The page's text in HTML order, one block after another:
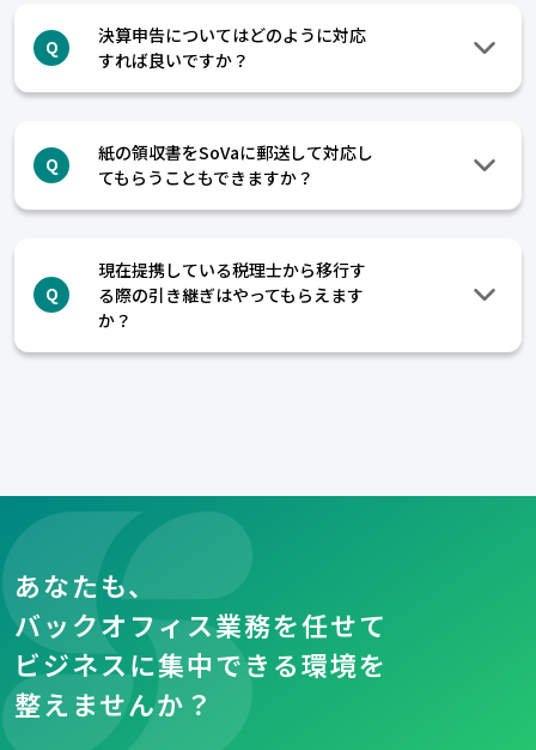
Q
決算申告についてはどのように対応
すれば良いですか？
Q
紙の領収書をSoVaに郵送して対応し
てもらうこともできますか？
Q
現在提携している税理士から移行す
る際の引き継ぎはやってもらえます
か？
あなたも、
バックオフィス業務を任せて
ビジネスに集中できる環境を
整えませんか？